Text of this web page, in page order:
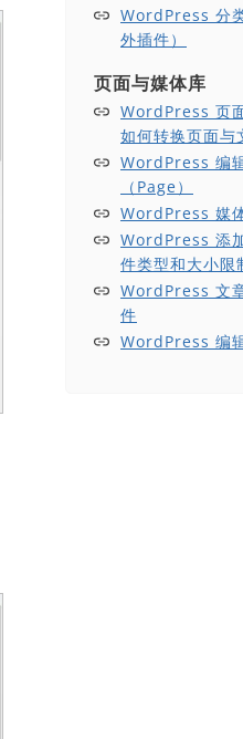
WordPress 分
外插件）
页面与媒体库
WordPress 页
如何转换页面与
WordPress 编
（Page）
WordPress 媒
WordPress 添
件类型和大小限
WordPress 文
件
WordPress 编